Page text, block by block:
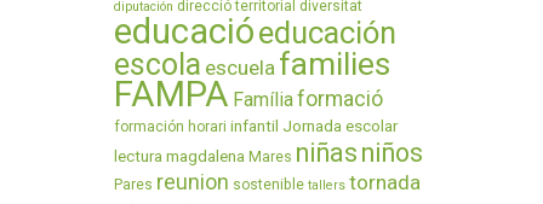
diputación direcció territorial diversitat
educacióeducación
escola escuela families
FAMPA Famíliaformació
formación horari infantil Jornada escolar
lectura magdalena Mares niñas niños
Pares reunion sostenible tallers tornada